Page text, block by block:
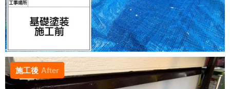
施工後 After